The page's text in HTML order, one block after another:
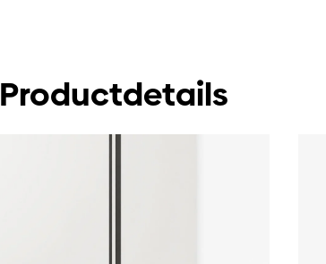
Productdetails